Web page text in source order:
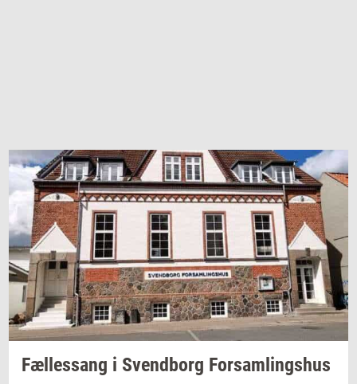
Fæl­les­sang i Svend­borg For­sam­lings­hus